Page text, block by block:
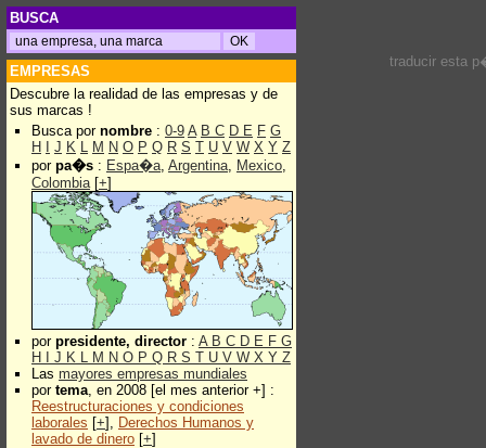
BUSCA
EMPRESAS
Descubre la realidad de las empresas y de
sus marcas !
Busca por nombre : 0-9 A B C D E F G
H
J K L M N O P Q R S T U V W X Y Z
por pa�s : Espa�a, Argentina, Mexico,
Colombia[+]
por presidente, director : A B C D E F G
H
J K L M N O P Q R S T U V W X Y Z
Las mayores empresas mundiales
por tema, en 2008 [el mes anterior +] :
Reestructuraciones y condiciones
laborales [+], Derechos Humanos y
lavado de dinero [+]
traducir esta